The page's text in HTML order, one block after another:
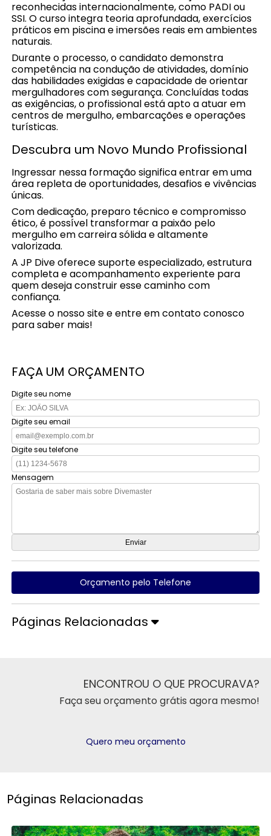
reconhecidas internacionalmente, como PADI ou
SSI. O curso integra teoria aprofundada, exercícios
práticos em piscina e imersões reais em ambientes
naturais.
Durante o processo, o candidato demonstra
competência na condução de atividades, domínio
das habilidades exigidas e capacidade de orientar
mergulhadores com segurança. Concluídas todas
as exigências, o profissional está apto a atuar em
centros de mergulho, embarcações e operações
turísticas.
Descubra um Novo Mundo Profissional
Ingressar nessa formação significa entrar em uma
área repleta de oportunidades, desafios e vivências
únicas.
Com dedicação, preparo técnico e compromisso
ético, é possível transformar a paixão pelo
mergulho em carreira sólida e altamente
valorizada.
A JP Dive oferece suporte especializado, estrutura
completa e acompanhamento experiente para
quem deseja construir esse caminho com
confiança.
Acesse o nosso site e entre em contato conosco
para saber mais!
FAÇA UM ORÇAMENTO
Digite seu nome
Digite seu email
Digite seu telefone
Mensagem
Orçamento pelo Telefone
Páginas Relacionadas
ENCONTROU O QUE PROCURAVA?
Faça seu orçamento grátis agora mesmo!
Quero meu orçamento
Páginas Relacionadas